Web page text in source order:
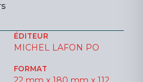
ÉDITEUR
MICHEL LAFON PO
FORMAT